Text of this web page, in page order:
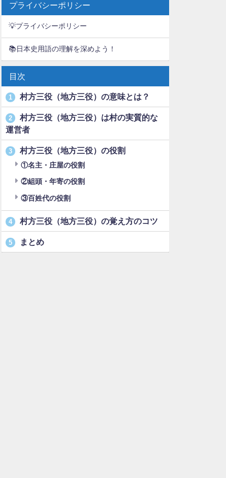
プライバシーポリシー
💡プライバシーポリシー
📚日本史用語の理解を深めよう！
目次
1 村方三役（地方三役）の意味とは？
2
村方三役（地方三役）は村の実質的な
運営者
3 村方三役（地方三役）の役割
①名主・庄屋の役割
②組頭・年寄の役割
③百姓代の役割
4 村方三役（地方三役）の覚え方のコツ
5 まとめ